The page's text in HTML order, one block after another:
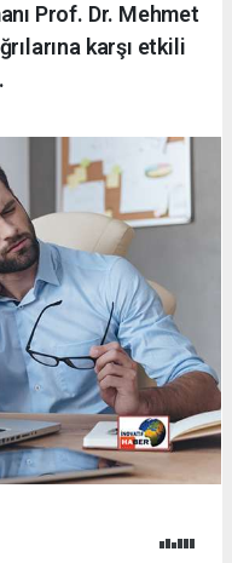
Prof. Dr. Mehmet
karşı etkili